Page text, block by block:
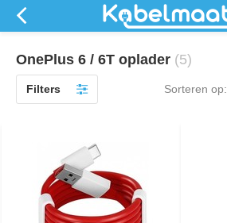
OnePlus 6 / 6T oplader (5)
Filters Sorteren op: